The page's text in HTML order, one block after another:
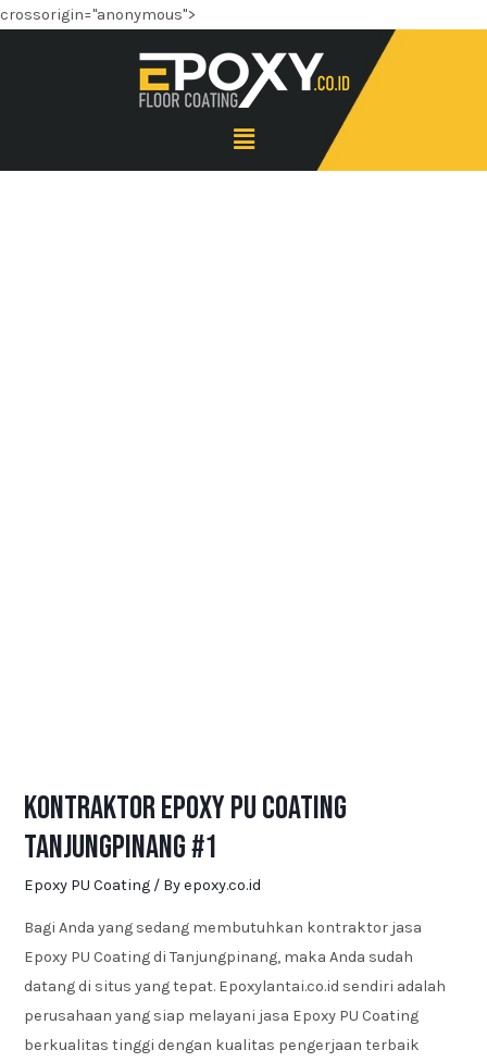
crossorigin="anonymous">
Kontraktor Epoxy PU Coating
Tanjungpinang #1
Epoxy PU Coating / Byepoxy.co.id
Bagi Anda yang sedang membutuhkan kontraktor jasa
Epoxy PU Coating di Tanjungpinang, maka Anda sudah
datang di situs yang tepat. Epoxylantai.co.id sendiri adalah
perusahaan yang siap melayani jasa Epoxy PU Coating
berkualitas tinggi dengan kualitas pengerjaan terbaik